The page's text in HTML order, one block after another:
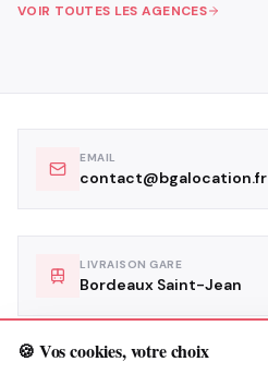
VOIR TOUTES LES AGENCES
EMAIL
contact@bgalocation.fr
LIVRAISON GARE
Bordeaux Saint-Jean
🍪 Vos cookies, votre choix